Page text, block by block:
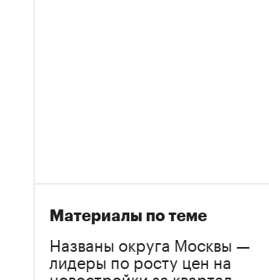
Материалы по теме
Названы округа Москвы —
лидеры по росту цен на